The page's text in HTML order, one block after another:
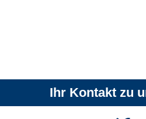
Ihr Kontakt zu